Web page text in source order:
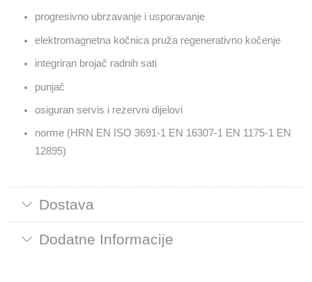
progresivno ubrzavanje i usporavanje
elektromagnetna kočnica pruža regenerativno kočenje
integriran brojač radnih sati
punjač
osiguran servis i rezervni dijelovi
norme (HRN EN ISO 3691-1 EN 16307-1 EN 1175-1 EN
12895)
Dostava
Dodatne Informacije